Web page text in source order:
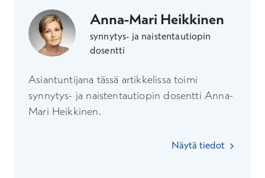
Anna-Mari Heikkinen
synnytys- ja naistentautiopin
dosentti
Asiantuntijana tässä artikkelissa toimi
synnytys- ja naistentautiopin dosentti Anna-
Mari Heikkinen.
Näytä tiedot